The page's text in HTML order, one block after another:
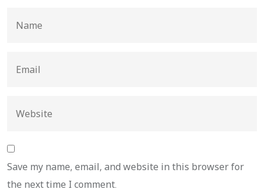
Save my name, email, and website in this browser for
the next time I comment.